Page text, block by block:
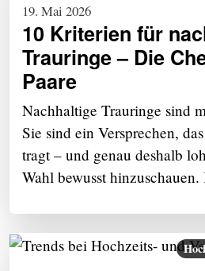
19. Mai 2026
10 Kriterien für
Trauringe – Die
Paare
Nachhaltige Trauringe sind
Sie sind ein Versprechen,
tragt – und genau deshalb
Wahl bewusst